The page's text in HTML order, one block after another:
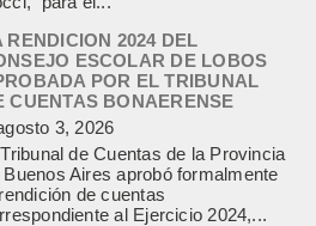
RENDICION 2024 DEL
ESCOLAR DE LOBOS
POR EL TRIBUNAL
CUENTAS BONAERENSE
3, 2026
de Cuentas de la Provincia
Buenos Aires aprobó formalmente
de cuentas
al Ejercicio 2024,...